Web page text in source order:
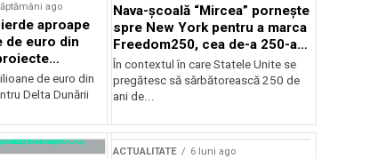
ago
aproape
de euro din
de euro din
Delta Dunării
Nava-școală “Mircea” pornește
spre New York pentru a marca
Freedom250, cea de-a 250-a
aniversare a Statelor Unite
În contextul în care Statele Unite se
pregătesc să sărbătorească 250 de
ani de...
ACTUALITATE 6 luni ago